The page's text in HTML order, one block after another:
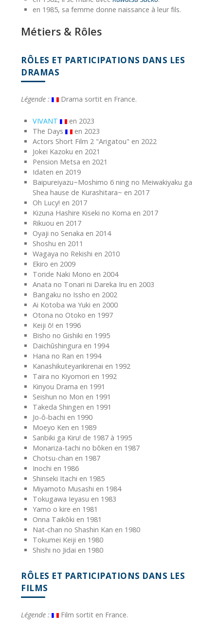
en 1985, sa femme donne naissance à leur fils.
Métiers & Rôles
RÔLES ET PARTICIPATIONS DANS LES
DRAMAS
Légende : Drama sortit en France.
VIVANT
en 2023
The Days
en 2023
Actors Short Film 2 "Arigatou" en 2022
Jokei Kazoku en 2021
Pension Metsa en 2021
Idaten en 2019
Baipureiyazu~Moshimo 6 ning no Meiwakiyaku ga
Shea hause de Kurashitara~ en 2017
Oh Lucy! en 2017
Kizuna Hashire Kiseki no Koma en 2017
Rikuou en 2017
Oyaji no Senaka en 2014
Shoshu en 2011
Wagaya no Rekishi en 2010
Ekiro en 2009
Toride Naki Mono en 2004
Anata no Tonari ni Dareka Iru en 2003
Bangaku no Issho en 2002
Ai Kotoba wa Yuki en 2000
Otona no Otoko en 1997
Keiji ō! en 1996
Bisho no Gishiki en 1995
Daichūshingura en 1994
Hana no Ran en 1994
Kanashikuteyarikirenai en 1992
Taira no Kiyomori en 1992
Kinyou Drama en 1991
Seishun no Mon en 1991
Takeda Shingen en 1991
Jo-ô-bachi en 1990
Moeyo Ken en 1989
Sanbiki ga Kiru! de 1987 à 1995
Monariza-tachi no bōken en 1987
Chotsu-chan en 1987
Inochi en 1986
Shinseki Itachi en 1985
Miyamoto Musashi en 1984
Tokugawa Ieyasu en 1983
Yamo o kire en 1981
Onna Taikōki en 1981
Nat-chan no Shashin Kan en 1980
Tokumei Keiji en 1980
Shishi no Jidai en 1980
RÔLES ET PARTICIPATIONS DANS LES
FILMS
Légende : Film sortit en France.